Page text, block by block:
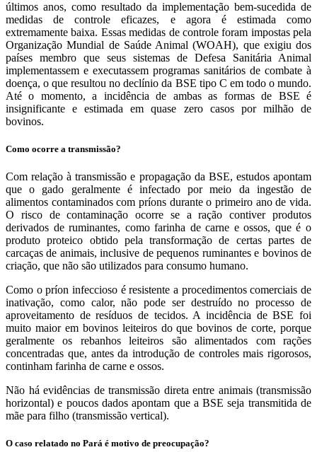
últimos anos, como resultado da implementação bem-sucedida de
medidas de controle eficazes, e agora é estimada como
extremamente baixa. Essas medidas de controle foram impostas pela
Organização Mundial de Saúde Animal (WOAH), que exigiu dos
países membro que seus sistemas de Defesa Sanitária Animal
implementassem e executassem programas sanitários de combate à
doença, o que resultou no declínio da BSE tipo C em todo o mundo.
Até o momento, a incidência de ambas as formas de BSE é
insignificante e estimada em quase zero casos por milhão de
bovinos.
Como ocorre a transmissão?
Com relação à transmissão e propagação da BSE, estudos apontam
que o gado geralmente é infectado por meio da ingestão de
alimentos contaminados com príons durante o primeiro ano de vida.
O risco de contaminação ocorre se a ração contiver produtos
derivados de ruminantes, como farinha de carne e ossos, que é o
produto proteico obtido pela transformação de certas partes de
carcaças de animais, inclusive de pequenos ruminantes e bovinos de
criação, que não são utilizados para consumo humano.
Como o príon infeccioso é resistente a procedimentos comerciais de
inativação, como calor, não pode ser destruído no processo de
aproveitamento de resíduos de tecidos. A incidência de BSE foi
muito maior em bovinos leiteiros do que bovinos de corte, porque
geralmente os rebanhos leiteiros são alimentados com rações
concentradas que, antes da introdução de controles mais rigorosos,
continham farinha de carne e ossos.
Não há evidências de transmissão direta entre animais (transmissão
horizontal) e poucos dados apontam que a BSE seja transmitida de
mãe para filho (transmissão vertical).
O caso relatado no Pará é motivo de preocupação?